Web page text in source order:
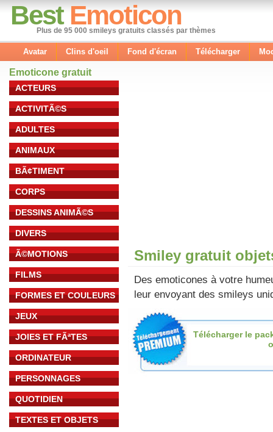
Best Emoticon
Plus de 95 000 smileys gratuits classés par thèmes
Avatar Clins d'oeil Fond d'écran Télécharger
Emoticone gratuit
ACTEURS
ACTIVITÃ©S
ADULTES
ANIMAUX
BÃ¢TIMENT
CORPS
DESSINS ANIMÃ©S
DIVERS
Ã©MOTIONS
FILMS
FORMES ET COULEURS
JEUX
JOIES ET FÃªTES
ORDINATEUR
PERSONNAGES
QUOTIDIEN
TEXTES ET OBJETS
Smiley gratuit
Des emoticones à votre
leur envoyant des smileys
Télécharger le